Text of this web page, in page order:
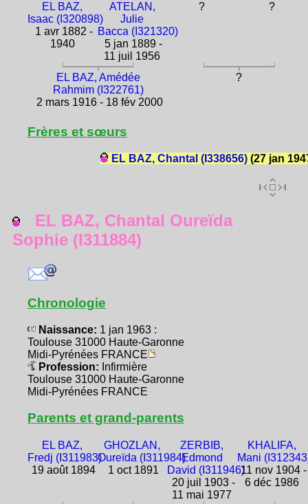
EL BAZ,
Isaac (I320898)
1 avr 1882 -
1940
ATELAN,
Julie
Bacca (I321320)
5 jan 1889 -
11 juil 1956
? ?
EL BAZ, Amédée
Rahmim (I322761)
2 mars 1916 - 18 fév 2000
?
Frères et sœurs
EL BAZ, Chantal (I338656)(27 jan
EL BAZ, Chantal Oureïda
Sophie (I311884)
Chronologie
Naissance: 1 jan 1963 :
Toulouse 31000 Haute-Garonne
Midi-Pyrénées FRANCE
Profession: Infirmière
Toulouse 31000 Haute-Garonne
Midi-Pyrénées FRANCE
Parents et grand-parents
EL BAZ,
Fredj (I311983)
19 août 1894
GHOZLAN,
Oureïda (I311984)
1 oct 1891
ZERBIB,
Edmond
David (I311946)
20 juil 1903 -
11 mai 1977
KHALIFA,
Mani
11 nov 1904 -
6 déc 1986